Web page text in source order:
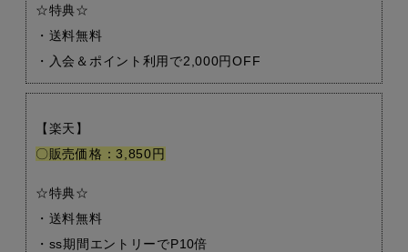
☆特典☆
・送料無料
・入会＆ポイント利用で2,000円OFF
【楽天】
〇販売価格：3,850円
☆特典☆
・送料無料
・ss期間エントリーでP10倍